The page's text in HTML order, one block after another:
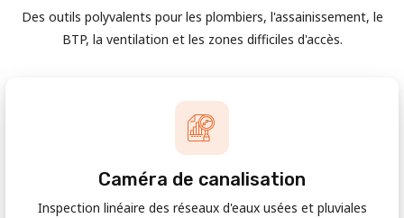
Des outils polyvalents pour les plombiers, l'assainissement, le
BTP, la ventilation et les zones difficiles d'accès.
Caméra de canalisation
Inspection linéaire des réseaux d'eaux usées et pluviales